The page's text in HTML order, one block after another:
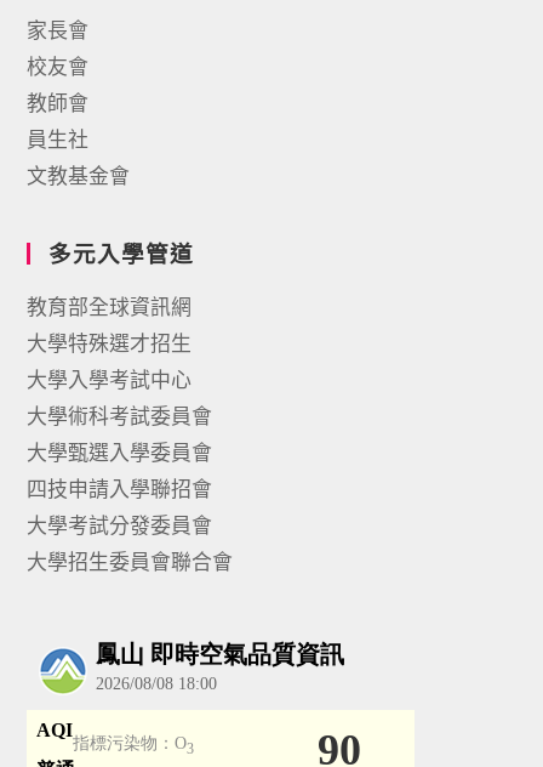
家長會
校友會
教師會
員生社
文教基金會
多元入學管道
教育部全球資訊網
大學特殊選才招生
大學入學考試中心
大學術科考試委員會
大學甄選入學委員會
四技申請入學聯招會
大學考試分發委員會
大學招生委員會聯合會